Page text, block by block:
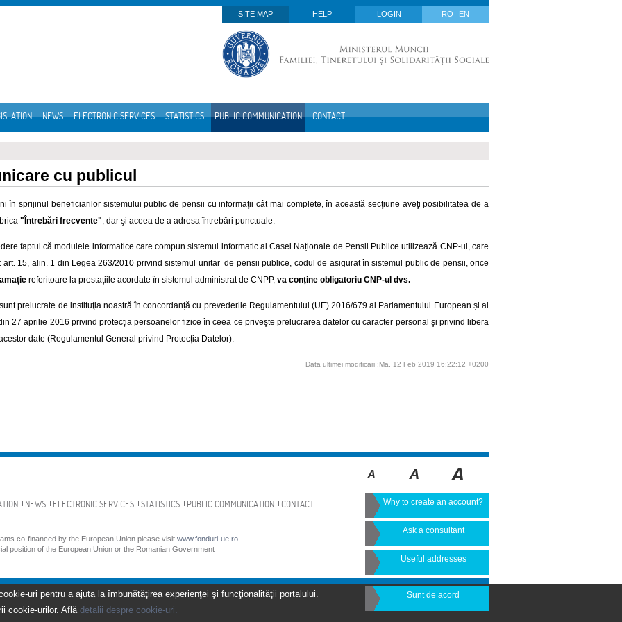
SITE MAP
HELP LOGIN RO EN
NEWS ELECTRONIC SERVICES STATISTICS PUBLIC COMMUNICATION CONTACT
cu publicul
în sprijinul beneficiarilor sistemului public de pensii cu informaţii cât mai complete, în această secţiune aveţi posibilitatea de a
"Întrebări frecvente" , dar şi aceea de a adresa întrebări punctuale.
faptul că modulele informatice care compun sistemul informatic al Casei Naționale de Pensii Publice utilizează CNP-ul, care
art. 15, alin. 1 din Legea 263/2010 privind sistemul unitar de pensii publice, codul de asigurat în sistemul public de pensii, orice
referitoare la prestațiile acordate în sistemul administrat de CNPP, va conține obligatoriu CNP-ul dvs.
prelucrate de instituţia noastră în concordanță cu prevederile Regulamentului (UE) 2016/679 al Parlamentului European și al
27 aprilie 2016 privind protecţia persoanelor fizice în ceea ce priveşte prelucrarea datelor cu caracter personal şi privind libera
date (Regulamentul General privind Protecția Datelor).
Data ultimei modificari :Ma, 12 Feb 2019 16:22:12 +0200
NEWS ELECTRONIC SERVICES STATISTICS PUBLIC COMMUNICATION CONTACT
co-financed by the European Union please visit www.fonduri-ue.ro
position of the European Union or the Romanian Government
Why to create an account?
Ask a consultant
Useful addresses
uri pentru a ajuta la îmbunătăţirea experienţei şi funcţionalităţii portalului.
cookie-urilor. Află detalii despre cookie-uri.
Sunt de acord